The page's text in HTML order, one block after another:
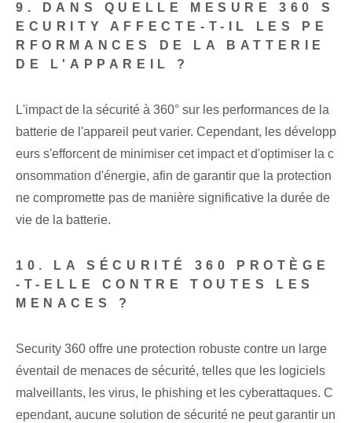
9. DANS QUELLE MESURE 360 ​​S
ECURITY AFFECTE-T-IL LES PE
RFORMANCES DE LA BATTERIE
DE L'APPAREIL ?
L'impact de la sécurité à 360° sur les performances de la
batterie de l'appareil peut varier. Cependant, les développ
eurs s'efforcent de minimiser cet impact et d'optimiser la c
onsommation d'énergie, afin de garantir que la protection
ne compromette pas de manière significative la durée de
vie de la batterie.
10. LA SÉCURITÉ 360 PROTÈGE
-T-ELLE CONTRE TOUTES LES
MENACES ?
Security 360 offre une protection robuste contre un large
éventail de menaces de sécurité, telles que les logiciels
malveillants, les virus, le phishing et les cyberattaques. C
ependant, aucune solution de sécurité ne peut garantir un